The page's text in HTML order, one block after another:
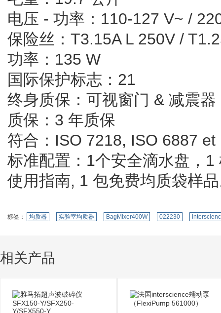
电压 - 功率：110-127 V~ /
保险丝：T3.15A L 250V /
功率：135 W
国际保护标志：21
终身质保：可视窗门 & 减震器
质保：3 年质保
符合：ISO 7218, ISO 6887
标准配置：1个安全滴水盘，
使用指南, 1 包免费均质袋样
标签： 均质器 实验室均质器 BagMixer400W 022230
相关产品